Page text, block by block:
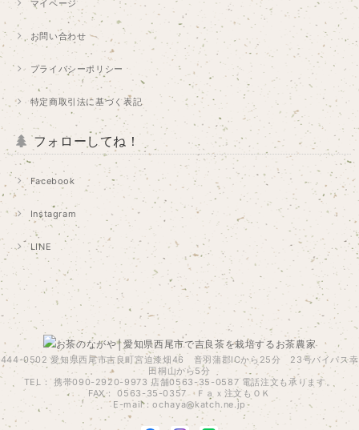
マイページ
お問い合わせ
プライバシーポリシー
特定商取引法に基づく表記
フォローしてね！
Facebook
Instagram
LINE
444-0502 愛知県西尾市吉良町宮迫漆畑46 音羽蒲郡ICから25分 23号バイパス幸
田桐山から5分
TEL： 携帯090-2920-9973 店舗0563-35-0587 電話注文も承ります。
FAX： 0563-35-0357 Ｆａｘ注文もＯＫ
E-mail：ochaya@katch.ne.jp